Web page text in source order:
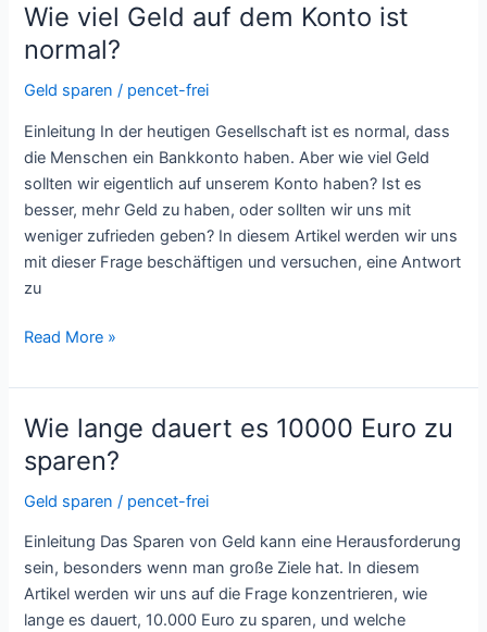
Wie viel Geld auf dem Konto ist
normal?
Geld sparen / pencet-frei
Einleitung In der heutigen Gesellschaft ist es normal, dass
die Menschen ein Bankkonto haben. Aber wie viel Geld
sollten wir eigentlich auf unserem Konto haben? Ist es
besser, mehr Geld zu haben, oder sollten wir uns mit
weniger zufrieden geben? In diesem Artikel werden wir uns
mit dieser Frage beschäftigen und versuchen, eine Antwort
zu
Wie
Geld
auf
Konto
ist
normal?
Read More »
Wie lange dauert es 10000 Euro zu
sparen?
Geld sparen / pencet-frei
Einleitung Das Sparen von Geld kann eine Herausforderung
sein, besonders wenn man große Ziele hat. In diesem
Artikel werden wir uns auf die Frage konzentrieren, wie
lange es dauert, 10.000 Euro zu sparen, und welche
Wie
dauert
es
Euro
zu
sparen?